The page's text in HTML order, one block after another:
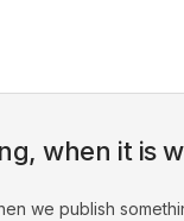
when it is
we publish